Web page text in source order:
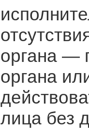
органа —
органа
лица без